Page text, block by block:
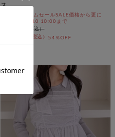
ス
期間限定タイムセールSALE価格から更に
10%OFF! 8/10 10:00まで
54％OFF